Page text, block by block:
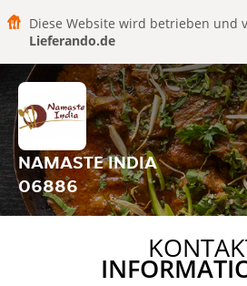
Diese Website wird betrieben und
Lieferando.de
NAMASTE INDIA
06886